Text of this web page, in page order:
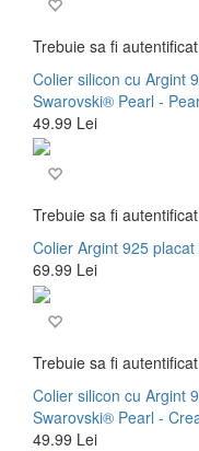
Trebuie sa fi autentificat
Colier silicon cu Argint
Swarovski® Pearl -
49.99 Lei
Trebuie sa fi autentificat
Colier Argint 925
69.99 Lei
Trebuie sa fi autentificat
Colier silicon cu Argint
Swarovski® Pearl -
49.99 Lei